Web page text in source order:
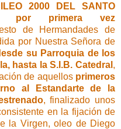
2000 DEL SANTO
por primera vez
de Hermandades de
por Nuestra Señora de
su Parroquia de los
hasta la S.I.B. Catedral ,
de aquellos primeros
al Estandarte de la
, finalizado unos
en la fijación de
la Virgen, oleo de Diego